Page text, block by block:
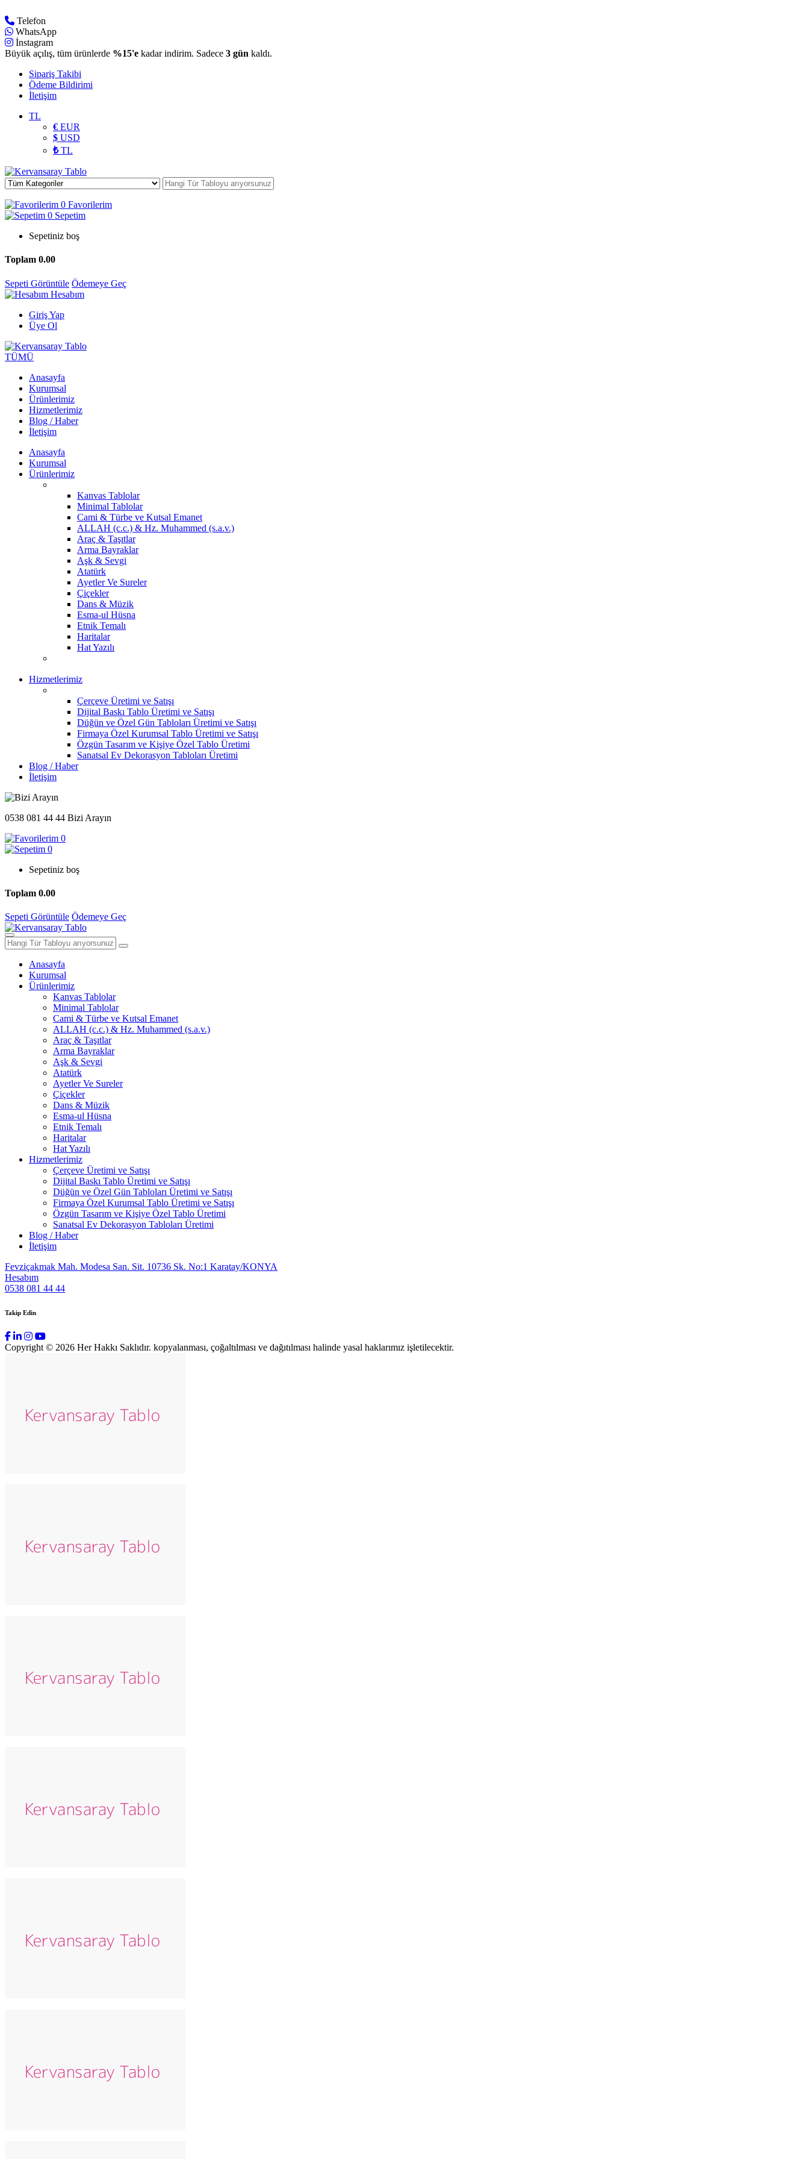
Telefon
WhatsApp
İnstagram
Büyük açılış, tüm ürünlerde %15'e kadar indirim. Sadece 3 gün kaldı.
Sipariş Takibi
Ödeme Bildirimi
İletişim
TL
€ EUR
$ USD
₺TL
0 Favorilerim
0 Sepetim
Sepetiniz boş
Toplam 0.00
Sepeti Görüntüle Ödemeye Geç
Hesabım
Giriş Yap
Üye Ol
TÜMÜ
Anasayfa
Kurumsal
Ürünlerimiz
Hizmetlerimiz
Blog / Haber
İletişim
Anasayfa
Kurumsal
Ürünlerimiz
Kanvas Tablolar
Minimal Tablolar
Cami & Türbe ve Kutsal Emanet
ALLAH (c.c.) & Hz. Muhammed (s.a.v.)
Araç & Taşıtlar
Arma Bayraklar
Aşk & Sevgi
Atatürk
Ayetler Ve Sureler
Çiçekler
Dans & Müzik
Esma-ul Hüsna
Etnik Temalı
Haritalar
Hat Yazılı
Hizmetlerimiz
Çerçeve Üretimi ve Satışı
Dijital Baskı Tablo Üretimi ve Satışı
Düğün ve Özel Gün Tabloları Üretimi ve Satışı
Firmaya Özel Kurumsal Tablo Üretimi ve Satışı
Özgün Tasarım ve Kişiye Özel Tablo Üretimi
Sanatsal Ev Dekorasyon Tabloları Üretimi
Blog / Haber
İletişim
0538 081 44 44 Bizi Arayın
0
0
Sepetiniz boş
Toplam 0.00
Sepeti Görüntüle Ödemeye Geç
Anasayfa
Kurumsal
Ürünlerimiz
Kanvas Tablolar
Minimal Tablolar
Cami & Türbe ve Kutsal Emanet
ALLAH (c.c.) & Hz. Muhammed (s.a.v.)
Araç & Taşıtlar
Arma Bayraklar
Aşk & Sevgi
Atatürk
Ayetler Ve Sureler
Çiçekler
Dans & Müzik
Esma-ul Hüsna
Etnik Temalı
Haritalar
Hat Yazılı
Hizmetlerimiz
Çerçeve Üretimi ve Satışı
Dijital Baskı Tablo Üretimi ve Satışı
Düğün ve Özel Gün Tabloları Üretimi ve Satışı
Firmaya Özel Kurumsal Tablo Üretimi ve Satışı
Özgün Tasarım ve Kişiye Özel Tablo Üretimi
Sanatsal Ev Dekorasyon Tabloları Üretimi
Blog / Haber
İletişim
Fevziçakmak Mah. Modesa San. Sit. 10736 Sk. No:1 Karatay/KONYA
Hesabım
0538 081 44 44
Takip Edin
Copyright © 2026 Her Hakkı Saklıdır. kopyalanması, çoğaltılması ve dağıtılması halinde yasal haklarımız işletilecektir.